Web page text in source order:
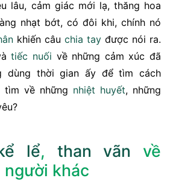
lâu, cảm giác mới lạ, thăng hoa
nhạt bớt, có đôi khi, chính nó
khiến câu chia tay được nói ra.
tiếc nuối về những cảm xúc đã
dùng thời gian ấy để tìm cách
tìm về những nhiệt huyết, những
lể, than vãn về
người khác